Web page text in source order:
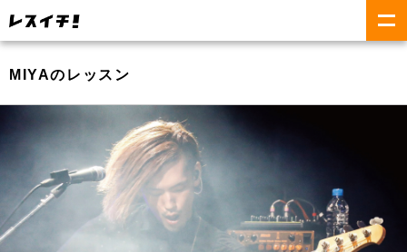
MIYAのレッスン